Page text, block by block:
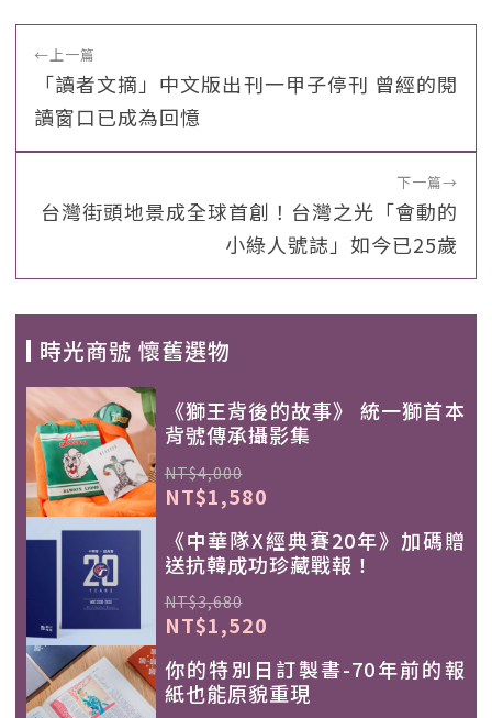
←上一篇
「讀者文摘」中文版出刊一甲子停刊 曾經的閱
讀窗口已成為回憶
下一篇→
台灣街頭地景成全球首創！台灣之光「會動的
小綠人號誌」如今已25歲
時光商號 懷舊選物
《獅王背後的故事》 統一獅首本
背號傳承攝影集
NT$4,000
NT$1,580
《中華隊X經典賽20年》加碼贈
送抗韓成功珍藏戰報！
NT$3,680
NT$1,520
你的特別日訂製書-70年前的報
紙也能原貌重現